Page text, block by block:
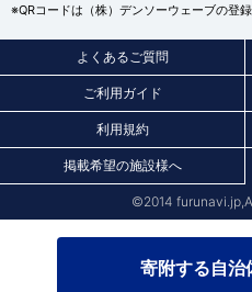
寄附する自治
※QRコードは（株）デンソーウェーブの登録
よくあるご質問
ご利用ガイド
利用規約
掲載希望の施設様へ
©2014